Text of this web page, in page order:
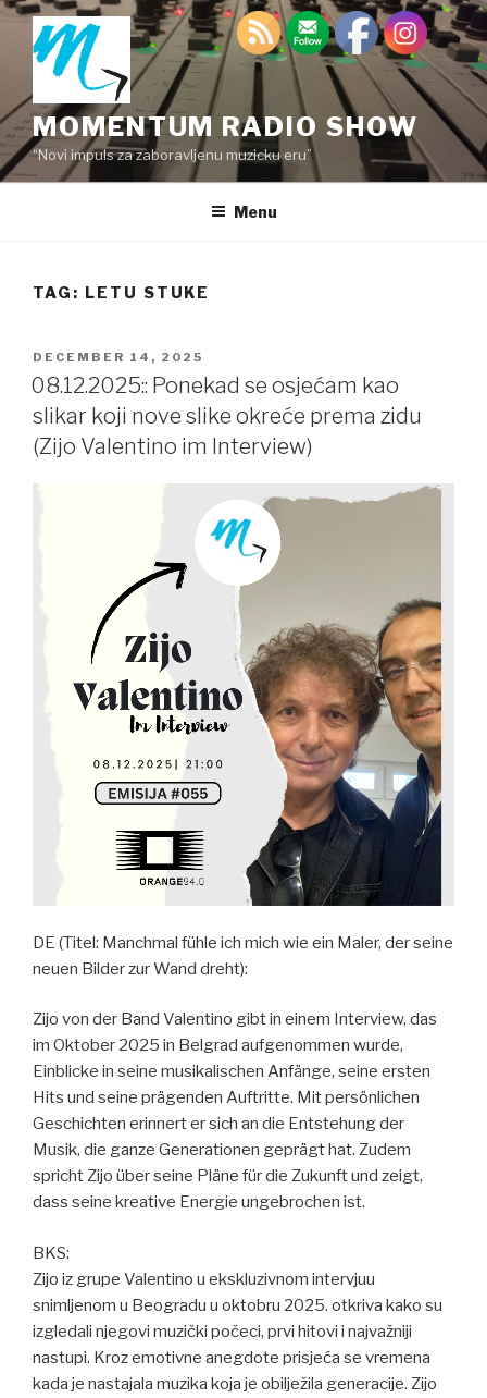
Skip
content
MOMENTUM RADIO SHOW
“Novi impuls za zaboravljenu muzicku eru”
Menu
TAG: LETU STUKE
POSTED
ON
DECEMBER 14, 2025
08.12.2025:: Ponekad se osjećam kao
slikar koji nove slike okreće prema zidu
(Zijo Valentino im Interview)
DE (Titel: Manchmal fühle ich mich wie ein Maler, der seine
neuen Bilder zur Wand dreht):
Zijo von der Band Valentino gibt in einem Interview, das
im Oktober 2025 in Belgrad aufgenommen wurde,
Einblicke in seine musikalischen Anfänge, seine ersten
Hits und seine prägenden Auftritte. Mit persönlichen
Geschichten erinnert er sich an die Entstehung der
Musik, die ganze Generationen geprägt hat. Zudem
spricht Zijo über seine Pläne für die Zukunft und zeigt,
dass seine kreative Energie ungebrochen ist.
BKS:
Zijo iz grupe Valentino u ekskluzivnom intervjuu
snimljenom u Beogradu u oktobru 2025. otkriva kako su
izgledali njegovi muzički počeci, prvi hitovi i najvažniji
nastupi. Kroz emotivne anegdote prisjeća se vremena
kada je nastajala muzika koja je obilježila generacije. Zijo